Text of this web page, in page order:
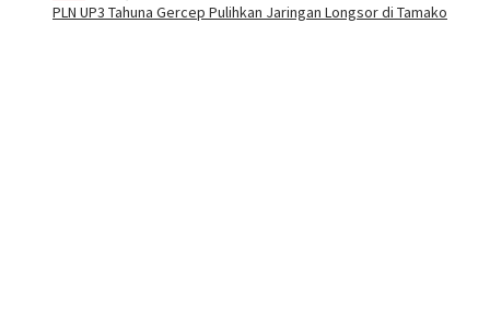
PLN UP3 Tahuna Gercep Pulihkan Jaringan Longsor di Tamako